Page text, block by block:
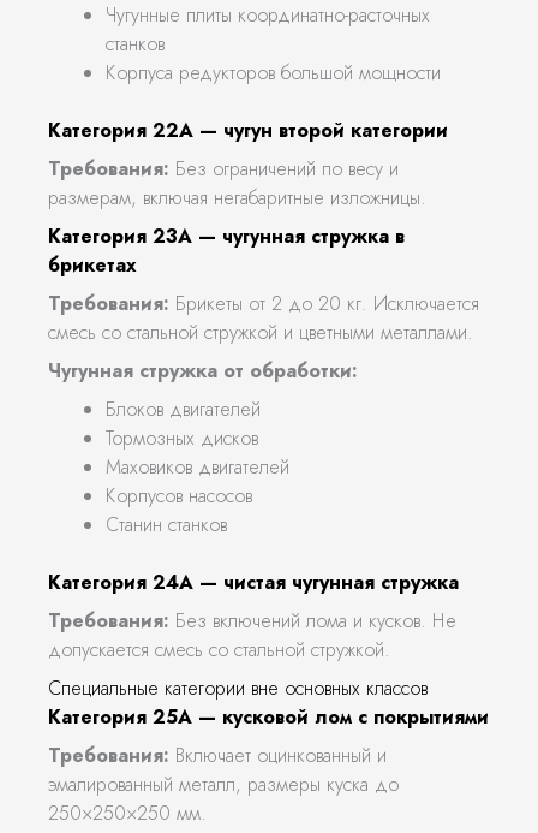
Чугунные плиты координатно-расточных
станков
Корпуса редукторов большой мощности
Категория 22А — чугун второй категории
Требования: Без ограничений по весу и
размерам, включая негабаритные изложницы.
Категория 23А — чугунная стружка в
брикетах
Требования: Брикеты от 2 до 20 кг. Исключается
смесь со стальной стружкой и цветными металлами.
Чугунная стружка от обработки:
Блоков двигателей
Тормозных дисков
Маховиков двигателей
Корпусов насосов
Станин станков
Категория 24А — чистая чугунная стружка
Требования: Без включений лома и кусков. Не
допускается смесь со стальной стружкой.
Специальные категории вне основных классов
Категория 25А — кусковой лом с покрытиями
Требования: Включает оцинкованный и
эмалированный металл, размеры куска до
250×250×250 мм.